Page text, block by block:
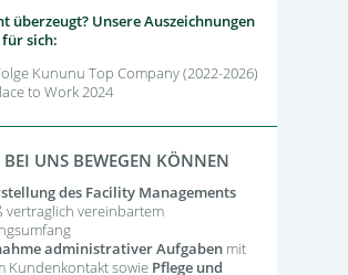
überzeugt? Unsere Auszeichnungen
sich:
Kununu Top Company (2022-2026)
to Work 2024
BEI UNS BEWEGEN KÖNNEN
des Facility Managements
vertraglich vereinbartem
administrativer Aufgaben mit
Kundenkontakt sowie Pflege und